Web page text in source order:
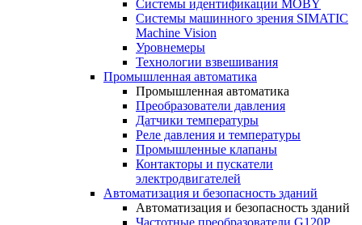
Системы идентификации MOBY
Системы машинного зрения SIMATIC
Machine Vision
Уровнемеры
Технологии взвешивания
Промышленная автоматика
Промышленная автоматика
Преобразователи давления
Датчики температуры
Реле давления и температуры
Промышленные клапаны
Контакторы и пускатели
электродвигателей
Автоматизация и безопасность зданий
Автоматизация и безопасность зданий
Частотные преобразователи G120P